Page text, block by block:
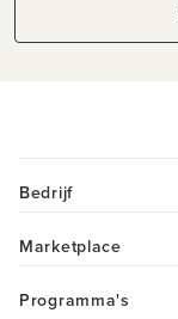
Bedrijf
Marketplace
Programma's